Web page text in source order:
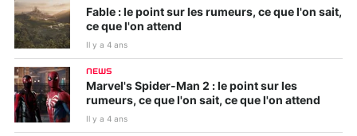
Fable : le point sur les rumeurs, ce que l'on sait,
ce que l'on attend
Il y a 4 ans
NEWS
Marvel's Spider-Man 2 : le point sur les
rumeurs, ce que l'on sait, ce que l'on attend
Il y a 4 ans